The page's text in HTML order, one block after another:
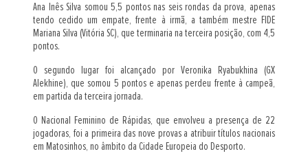
Ana Inês Silva somou 5,5 pontos nas seis rondas da prova, apenas
tendo cedido um empate, frente à irmã, a também mestre FIDE
Mariana Silva (Vitória SC), que terminaria na terceira posição, com 4,5
pontos.
O segundo lugar foi alcançado por Veronika Ryabukhina (GX
Alekhine), que somou 5 pontos e apenas perdeu frente à campeã,
em partida da terceira jornada.
O Nacional Feminino de Rápidas, que envolveu a presença de 22
jogadoras, foi a primeira das nove provas a atribuir títulos nacionais
em Matosinhos, no âmbito da Cidade Europeia do Desporto.